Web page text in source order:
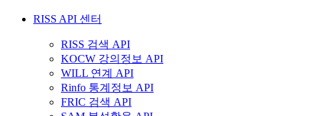
RISS API 센터
RISS 검색 API
KOCW 강의정보 API
WILL 연계 API
Rinfo 통계정보 API
FRIC 검색 API